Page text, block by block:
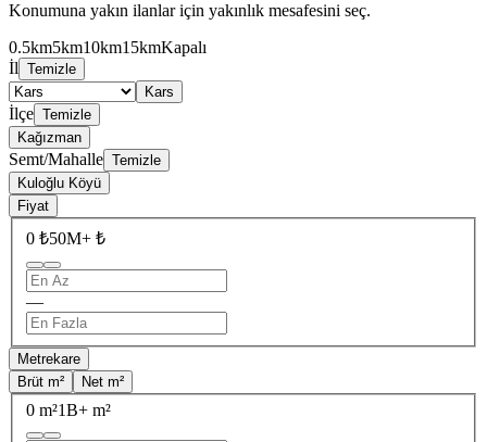
Konumuna yakın ilanlar için yakınlık mesafesini seç.
0.5km5km10km15kmKapalı
İl Temizle
Kars
İlçe Temizle
Kağızman
Semt/Mahalle Temizle
Kuloğlu Köyü
Fiyat
0 ₺50M+ ₺
—
Metrekare
Brüt m²
Net m²
0 m²1B+ m²